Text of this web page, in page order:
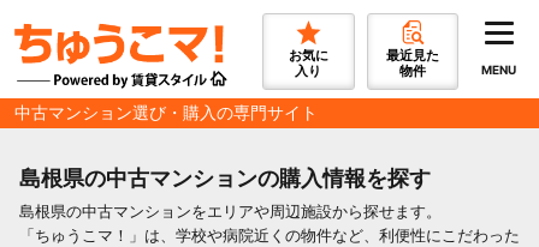
お気に
入り
最近見た
物件
MENU
中古マンション選び・購入の専門サイト
島根県の中古マンションの購入情報を探す
島根県の中古マンションをエリアや周辺施設から探せます。
「ちゅうこマ！」は、学校や病院近くの物件など、利便性にこだわった